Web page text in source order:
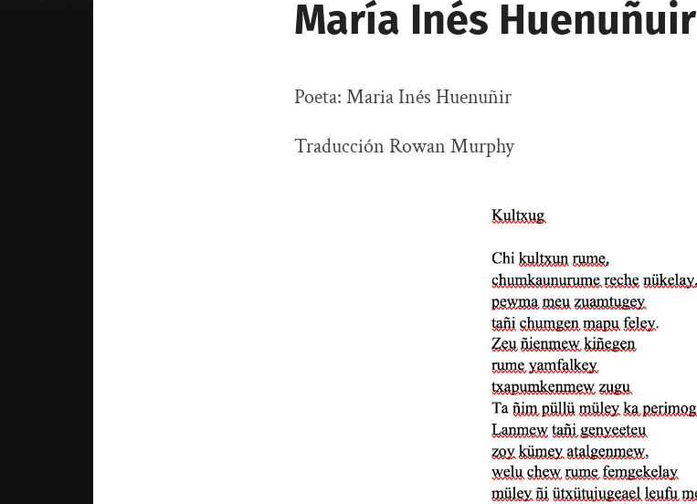
María Inés Huenuñuir
Poeta: Maria Inés Huenuñir
Traducción Rowan Murphy